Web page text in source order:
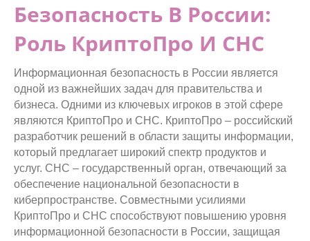
Безопасность В России:
Роль КриптоПро И СНС
Информационная безопасность в России является
одной из важнейших задач для правительства и
бизнеса. Одними из ключевых игроков в этой сфере
являются КриптоПро и СНС. КриптоПро – российский
разработчик решений в области защиты информации,
который предлагает широкий спектр продуктов и
услуг. СНС – государственный орган, отвечающий за
обеспечение национальной безопасности в
киберпространстве. Совместными усилиями
КриптоПро и СНС способствуют повышению уровня
информационной безопасности в России, защищая